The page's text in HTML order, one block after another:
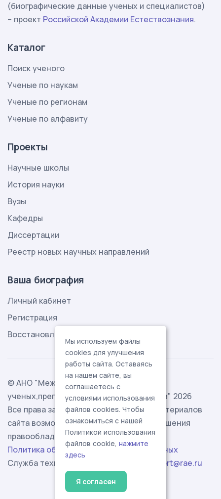
(биографические данные ученых и специалистов)
– проект Российской Академии Естествознания.
Каталог
Поиск ученого
Ученые по наукам
Ученые по регионам
Ученые по алфавиту
Проекты
Научные школы
История науки
Вузы
Кафедры
Диссертации
Реестр новых научных направлений
Ваша биография
Личный кабинет
Регистрация
Восстановление пароля
© АНО "Международная ассоциация
ученых,преподавателей и специалистов" 2026
Все права защищены. Использование материалов
сайта возможно исключительно с разрешения
правообладателя.
Политика обработки персональных данных
Служба технической поддержки -
support@rae.ru
Мы используем файлы
cookies для улучшения
работы сайта. Оставаясь
на нашем сайте, вы
соглашаетесь с
условиями использования
файлов cookies. Чтобы
ознакомиться с нашей
Политикой использования
файлов cookie, нажмите
здесь
Я согласен